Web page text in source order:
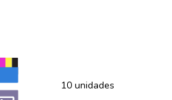
10 unidades